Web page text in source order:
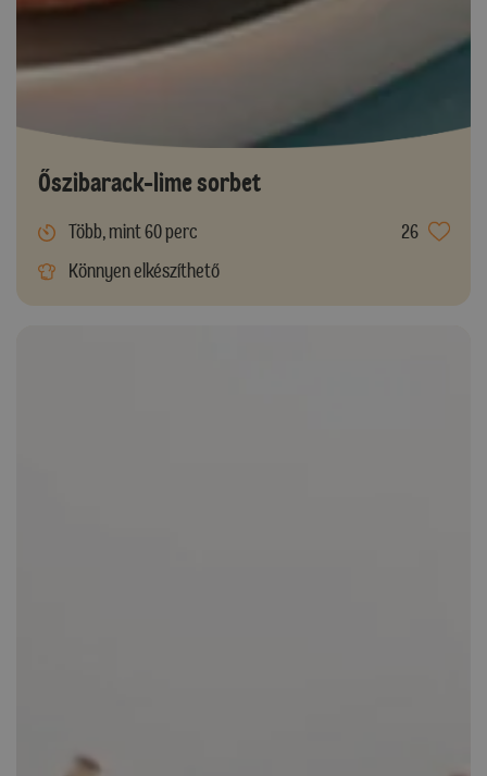
Őszibarack-lime sorbet
Több, mint 60 perc
26
Könnyen elkészíthető